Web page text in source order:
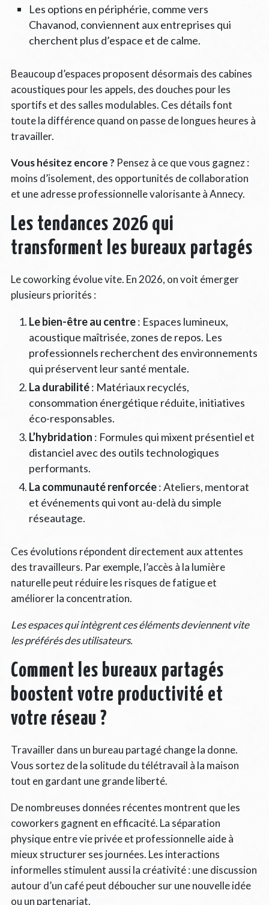
Les options en périphérie, comme vers
Chavanod, conviennent aux entreprises qui
cherchent plus d’espace et de calme.
Beaucoup d’espaces proposent désormais des cabines
acoustiques pour les appels, des douches pour les
sportifs et des salles modulables. Ces détails font
toute la différence quand on passe de longues heures à
travailler.
Vous hésitez encore ? Pensez à ce que vous gagnez :
moins d’isolement, des opportunités de collaboration
et une adresse professionnelle valorisante à Annecy.
Les tendances 2026 qui
transforment les bureaux partagés
Le coworking évolue vite. En 2026, on voit émerger
plusieurs priorités :
Le bien-être au centre: Espaces lumineux,
acoustique maîtrisée, zones de repos. Les
professionnels recherchent des environnements
qui préservent leur santé mentale.
La durabilité: Matériaux recyclés,
consommation énergétique réduite, initiatives
éco-responsables.
L’hybridation : Formules qui mixent présentiel et
distanciel avec des outils technologiques
performants.
La communauté renforcée: Ateliers, mentorat
et événements qui vont au-delà du simple
réseautage.
Ces évolutions répondent directement aux attentes
des travailleurs. Par exemple, l’accès à la lumière
naturelle peut réduire les risques de fatigue et
améliorer la concentration.
Les espaces qui intègrent ces éléments deviennent vite
les préférés des utilisateurs.
Comment les bureaux partagés
boostent votre productivité et
votre réseau ?
Travailler dans un bureau partagé change la donne.
Vous sortez de la solitude du télétravail à la maison
tout en gardant une grande liberté.
De nombreuses données récentes montrent que les
coworkers gagnent en efficacité. La séparation
physique entre vie privée et professionnelle aide à
mieux structurer ses journées. Les interactions
informelles stimulent aussi la créativité : une discussion
autour d’un café peut déboucher sur une nouvelle idée
ou un partenariat.